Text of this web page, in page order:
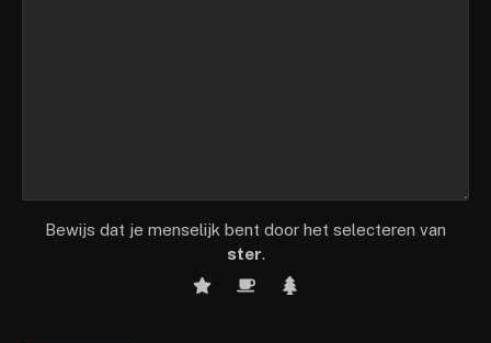
Bewijs dat je menselijk bent door het selecteren van
ster.